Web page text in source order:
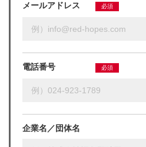
メールアドレス 必須
電話番号 必須
企業名／団体名